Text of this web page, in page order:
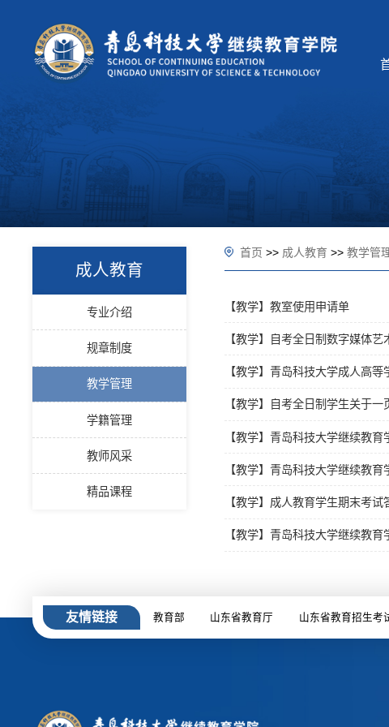
成人教育
专业介绍
规章制度
教学管理
学籍管理
教师风采
精品课程
首页 >> 成人教育 >> 教学管
【教学】教室使用申请单
【教学】自考全日制数字媒体
【教学】青岛科技大学成人高
【教学】自考全日制学生关于
【教学】青岛科技大学继续教
【教学】青岛科技大学继续教
【教学】成人教育学生期末考试
【教学】青岛科技大学继续教
友情链接 教育部 山东省教育厅 山东省教育招生考